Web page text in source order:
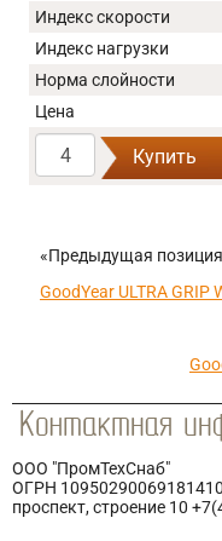
Индекс скорости
Индекс нагрузки
Норма слойности
Цена
Купить
«Предыдущая позиция
GoodYear ULTRA GRIP
ООО "ПромТехСнаб"
ОГРН
проспект, строение 10